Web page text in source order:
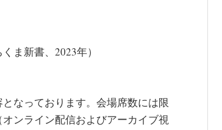
ま新書、2023年）
なっております。会場席数には限
ンライン配信およびアーカイブ視